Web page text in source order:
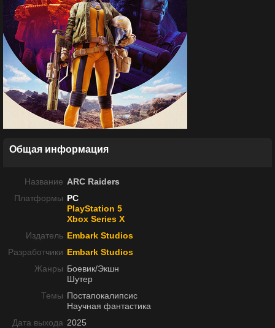
Общая информация
Название ARC Raiders
Платформы PC
PlayStation 5
Xbox Series X
Издатель Embark Studios
Разработчики Embark Studios
Жанры Боевик/Экшн
Шутер
Темы Постапокалипсис
Научная фантастика
Дата выхода 2025